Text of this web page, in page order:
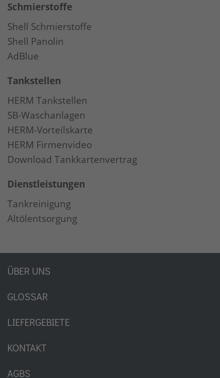
Schmierstoffe
Shell Schmierstoffe
Shell Panolin
AdBlue
Tankstellen
HERM Tankstellen
SB-Waschanlagen
HERM-Vorteilskarte
HERM Firmenvideo
Download Tankkartenvertrag
Dienstleistungen
Tankreinigung
Altölentsorgung
ÜBER UNS
GLOSSAR
LIEFERGEBIETE
KONTAKT
AGBS